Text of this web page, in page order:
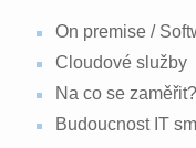
On premise /
Cloudové služby
Na co se zaměřit?
Budoucnost IT